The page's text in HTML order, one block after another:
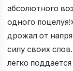
абсолютного
одного
дрожал от
силу своих
легко